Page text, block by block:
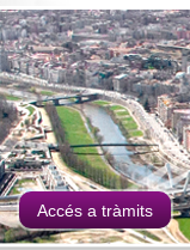
Accés a tràmits